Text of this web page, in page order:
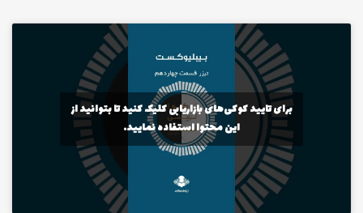
برای تایید کوکی‌های بازاریابی کلیک کنید تا بتوانید از
این محتوا استفاده نمایید.